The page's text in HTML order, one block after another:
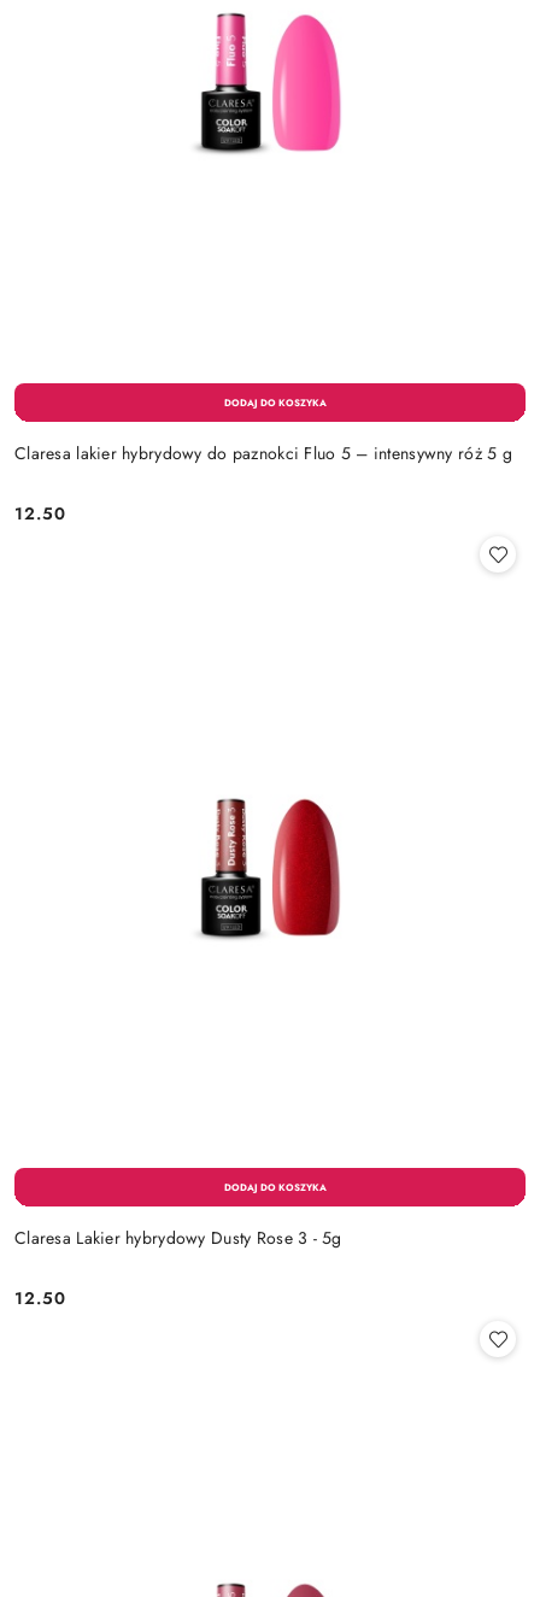
Claresa lakier hybrydowy do paznokci Fluo 5 – intensywny róż 5 g
Cena:
12.50
Claresa Lakier hybrydowy Dusty Rose 3 - 5g
Cena:
12.50